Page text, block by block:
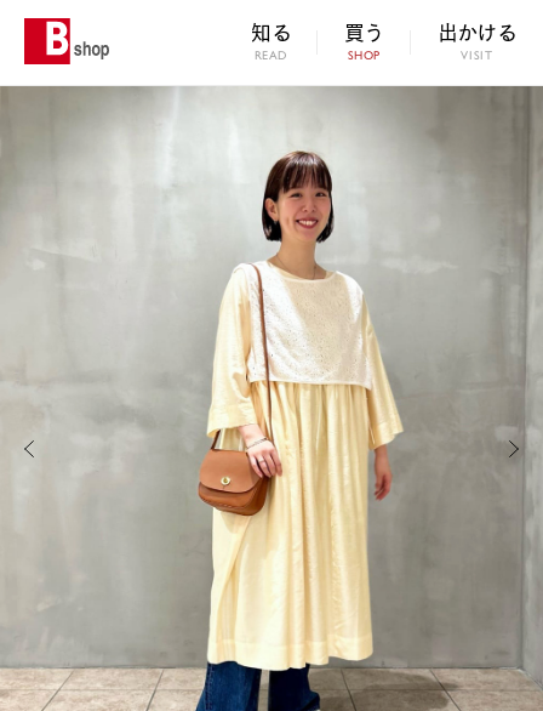
知る
READ
買う
SHOP
出かける
VISIT